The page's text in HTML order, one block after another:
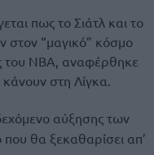
πως το Σιάτλ και το
στον “μαγικό” κόσμο
του NBA, αναφέρθηκε
στη Λίγκα.
αύξησης των
θα ξεκαθαρίσει απ’